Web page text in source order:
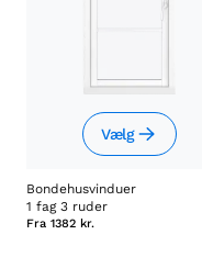
Vælg
Bondehusvinduer
1 fag 3 ruder
Fra 1382 kr.